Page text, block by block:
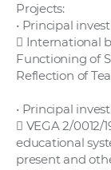
Projects:
• Principal
 International
Functioning of
Reflection of
• Principal
 VEGA 2/0012/
educational
present and